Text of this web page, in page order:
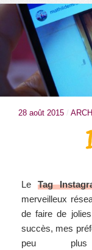
28 août 2015 /
Le Tag
merveilleux
de faire de
succès, mes
peu